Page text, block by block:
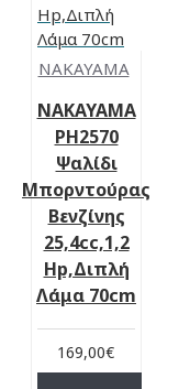
NAKAYAMA
NAKAYAMA
PH2570
Ψαλίδι
Μπορντούρας
Βενζίνης
25,4cc,1,2
Hp,Διπλή
Λάμα 70cm
169,00€